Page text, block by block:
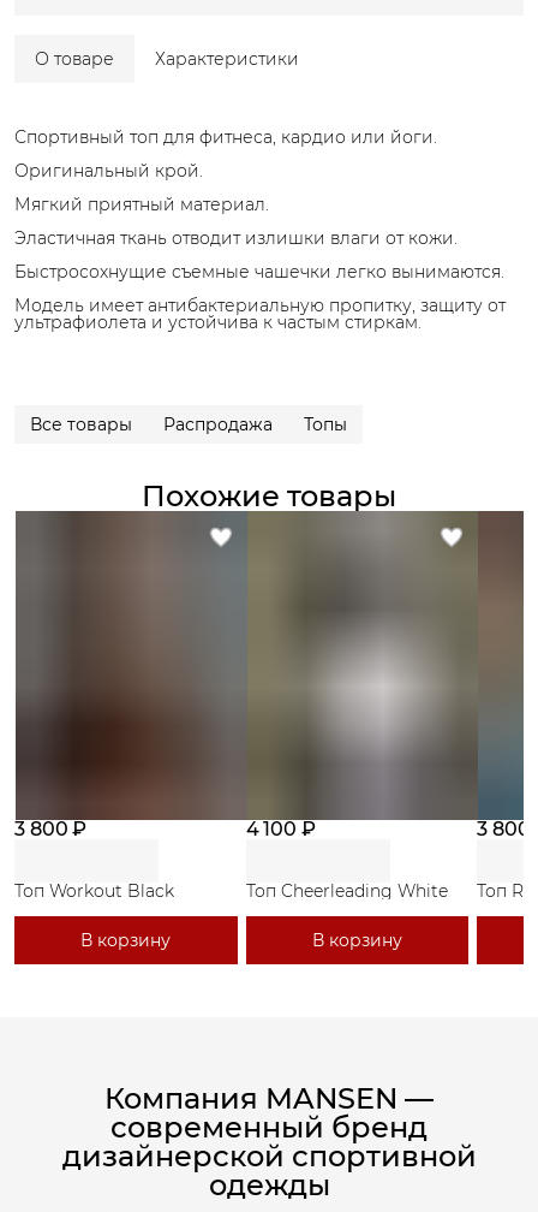
О товаре Характеристики
Спортивный топ для фитнеса, кардио или йоги.
Оригинальный крой.
Мягкий приятный материал.
Эластичная ткань отводит излишки влаги от кожи.
Быстросохнущие съемные чашечки легко вынимаются.
Модель имеет антибактериальную пропитку, защиту от
ультрафиолета и устойчива к частым стиркам.
Все товары Распродажа Топы
Похожие товары
3 800 ₽
Топ Workout Black
В корзину
4 100 ₽
Топ Cheerleading White
В корзину
3 800
Топ
Компания MANSEN —
современный бренд
дизайнерской спортивной
одежды